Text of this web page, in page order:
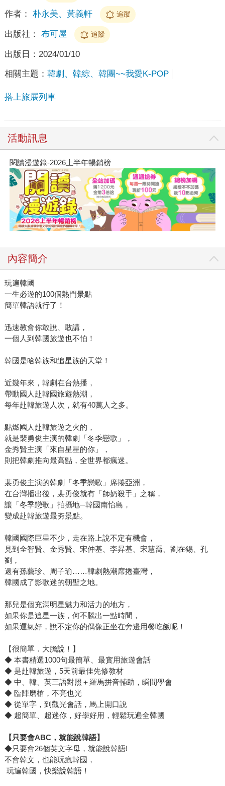
作者： 朴永美、黃義軒 追蹤
出版社： 布可屋 追蹤
出版日： 2024/01/10
相關主題： 韓劇、韓綜、韓團~~我愛K-POP
搭上旅展列車
活動訊息
閱讀漫遊錄-2026上半年暢銷榜
內容簡介
玩遍韓國
一生必遊的100個熱門景點
簡單韓語就行了！
迅速教會你敢說、敢講，
一個人到韓國旅遊也不怕！
韓國是哈韓族和追星族的天堂！
近幾年來，韓劇在台熱播，
帶動國人赴韓國旅遊熱潮，
每年赴韓旅遊人次，就有40萬人之多。
點燃國人赴韓旅遊之火的，
就是裴勇俊主演的韓劇「冬季戀歌」，
金秀賢主演「來自星星的你」，
則把韓劇推向最高點，全世界都瘋迷。
裴勇俊主演的韓劇「冬季戀歌」席捲亞洲，
在台灣播出後，裴勇俊就有「師奶殺手」之稱，
讓「冬季戀歌」拍攝地─韓國南怡島，
變成赴韓旅遊最夯景點。
韓國國際巨星不少，走在路上說不定有機會，
見到全智賢、金秀賢、宋仲基、李昇基、宋慧喬、劉在錫、孔
劉，
還有孫藝珍、周子瑜……韓劇熱潮席捲臺灣，
韓國成了影歌迷的朝聖之地。
那兒是個充滿明星魅力和活力的地方，
如果你是追星一族，何不騰出一點時間，
如果運氣好，說不定你的偶像正坐在旁邊用餐吃飯呢！
【很簡單．大膽說！】
◆ 本書精選1000句最簡單、最實用旅遊會話
◆ 是赴韓旅遊，5天前最佳先修教材
◆ 中、韓、英三語對照＋羅馬拼音輔助，瞬間學會
◆ 臨陣磨槍，不亮也光
◆ 從單字，到觀光會話，馬上開口說
◆ 超簡單、超迷你，好學好用，輕鬆玩遍全韓國
【只要會ABC，就能說韓語】
◆只要會26個英文字母，就能說韓語!
不會韓文，也能玩瘋韓國，
玩遍韓國，快樂說韓語！